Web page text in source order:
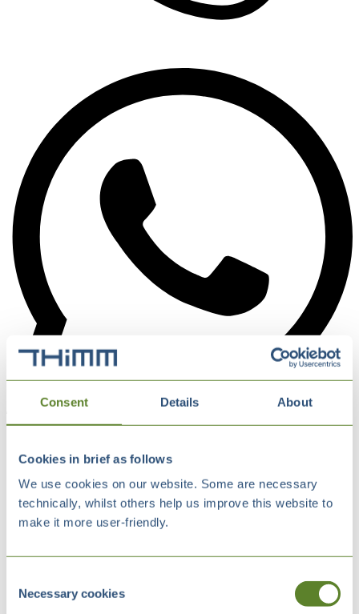
Consent Details About
Cookies in brief as follows
We use cookies on our website. Some are necessary
technically, whilst others help us improve this website to
make it more user-friendly.
Selection
Necessary cookies